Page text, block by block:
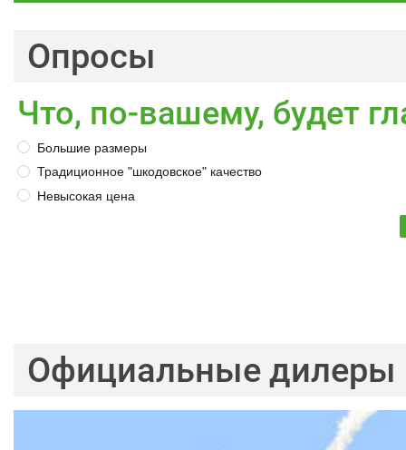
Опросы
Что, по-вашему, будет
Большие размеры
Традиционное "шкодовское" качество
Невысокая цена
Официальные дилеры